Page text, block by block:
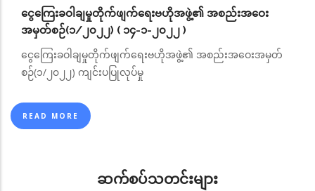
ငွေကြေးခဝါချမှုတိုက်ဖျက်ရေးဗဟိုအဖွဲ့၏ အစည်းအဝေး
အမှတ်စဉ်(၁/၂၀၂၂) ( ၁၄-၁-၂၀၂၂ )
ငွေကြေးခဝါချမှုတိုက်ဖျက်ရေးဗဟိုအဖွဲ့၏ အစည်းအဝေးအမှတ်
စဉ်(၁/၂၀၂၂) ကျင်းပပြုလုပ်မှု
READ MORE
ဆက်စပ်သတင်းများ